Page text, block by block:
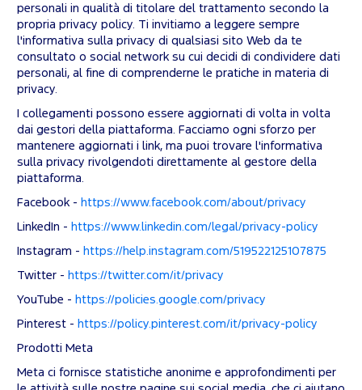
personali in qualità di titolare del trattamento secondo la
propria privacy policy. Ti invitiamo a leggere sempre
l'informativa sulla privacy di qualsiasi sito Web da te
consultato o social network su cui decidi di condividere dati
personali, al fine di comprenderne le pratiche in materia di
privacy.
I collegamenti possono essere aggiornati di volta in volta
dai gestori della piattaforma. Facciamo ogni sforzo per
mantenere aggiornati i link, ma puoi trovare l'informativa
sulla privacy rivolgendoti direttamente al gestore della
piattaforma.
Facebook - https://www.facebook.com/about/privacy
LinkedIn - https://www.linkedin.com/legal/privacy-policy
Instagram - https://help.instagram.com/519522125107875
Twitter - https://twitter.com/it/privacy
YouTube - https://policies.google.com/privacy
Pinterest - https://policy.pinterest.com/it/privacy-policy
Prodotti Meta
Meta ci fornisce statistiche anonime e approfondimenti per